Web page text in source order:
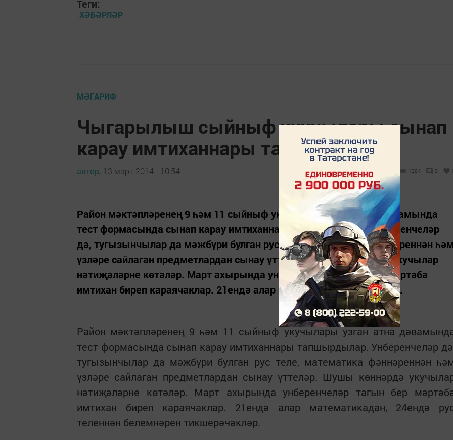
Теги:
ХӘБӘРЛӘР
МӘГАРИФ
Чыгарылыш сыйныф укучылары сынап
карау имтиханнары тапшырды
автор, 13 март 2014 - 10:54 1284 0
Район мәктәпләренең 9 һәм 11 сыйныф укучылары узган атна дәвамында
тест формасында сынап карау имтиханнары тапшырдылар. Унберенчеләр
дә, тугызынчылар да мәжбүри булган рус теле, математика фәннәреннән
үзләре сайлаган предметлардан сынау үттеләр. Шушы көннәрдә укучылар
нәтиҗәләрне көтәләр. Март ахырында унберенчеләр тагын бер мәртәбә
имтихан биреп караячаклар. 21ендә алар математикадан, 24ендә...
Район мәктәпләренең 9 һәм 11 сыйныф укучылары узган атна
тест формасында сынап карау имтиханнары тапшырдылар. Унберенчеләр
тугызынчылар да мәжбүри булган рус теле, математика фәннәреннән
үзләре сайлаган предметлардан сынау үттеләр. Шушы көннәрдә
нәтиҗәләрне көтәләр. Март ахырында унберенчеләр тагын бер
имтихан биреп караячаклар. 21ендә алар математикадан, 24ендә
теленнән белемнәрен тикшерәчәкләр.